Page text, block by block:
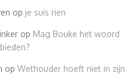
op je suis rien
op Mag Bouke het woord
opWethouder hoeft niet in zijn